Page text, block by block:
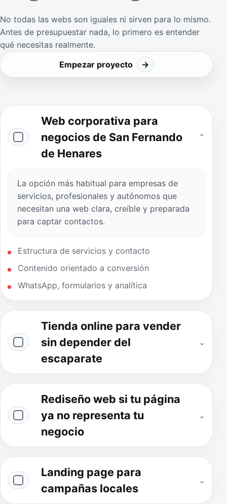
No todas las webs son iguales ni sirven para lo mismo.
Antes de presupuestar nada, lo primero es entender
qué necesitas realmente.
Empezar proyecto
→
Web corporativa para
negocios de San Fernando
de Henares
⌄
La opción más habitual para empresas de
servicios, profesionales y autónomos que
necesitan una web clara, creíble y preparada
para captar contactos.
Estructura de servicios y contacto
Contenido orientado a conversión
WhatsApp, formularios y analítica
Tienda online para vender
sin depender del
escaparate
⌄
Rediseño web si tu página
ya no representa tu
negocio
⌄
Landing page para
campañas locales
⌄